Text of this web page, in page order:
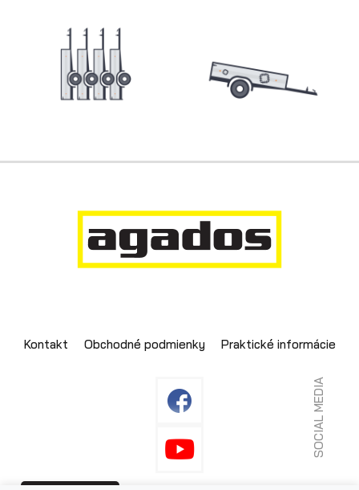
Kontakt Obchodné podmienky Praktické informácie
SOCIAL MEDIA